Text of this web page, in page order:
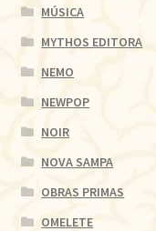
MÚSICA
MYTHOS EDITORA
NEMO
NEWPOP
NOIR
NOVA SAMPA
OBRAS PRIMAS
OMELETE